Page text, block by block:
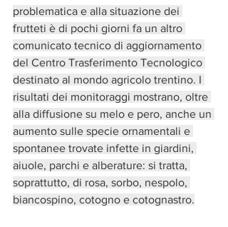
problematica e alla situazione dei
frutteti è di pochi giorni fa un altro
comunicato tecnico di aggiornamento
del Centro Trasferimento Tecnologico
destinato al mondo agricolo trentino. I
risultati dei monitoraggi mostrano, oltre
alla diffusione su melo e pero, anche un
aumento sulle specie ornamentali e
spontanee trovate infette in giardini,
aiuole, parchi e alberature: si tratta,
soprattutto, di rosa, sorbo, nespolo,
biancospino, cotogno e cotognastro.